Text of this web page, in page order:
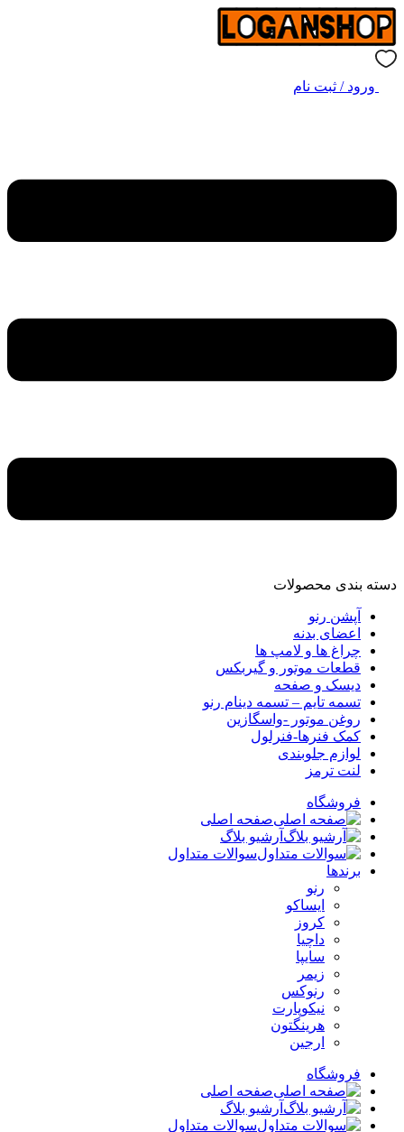
ورود / ثبت نام
دسته‌ بندی محصولات
آپشن رنو
اعضای بدنه
چراغ ها و لامپ ها
قطعات موتور و گیربکس
دیسک و صفحه
تسمه تایم – تسمه دینام رنو
روغن موتور -واسگازین
کمک فنرها-فنرلول
لوازم جلوبندی
لنت ترمز
فروشگاه
صفحه اصلی
آرشیو بلاگ
سوالات متداول
برندها
رنو
ایساکو
کروز
داچیا
سایپا
زیمر
رنوکس
نیکوپارت
هرینگتون
ارجین
فروشگاه
صفحه اصلی
آرشیو بلاگ
سوالات متداول